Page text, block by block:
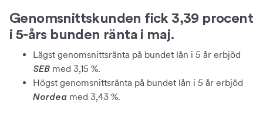
Genomsnittskunden fick 3,39 procent
i 5-års bunden ränta i maj.
Lägst genomsnittsränta på bundet lån i 5 år erbjöd
SEB med 3,15 %.
Högst genomsnittsränta på bundet lån i 5 år erbjöd
Nordea med 3,43 %.